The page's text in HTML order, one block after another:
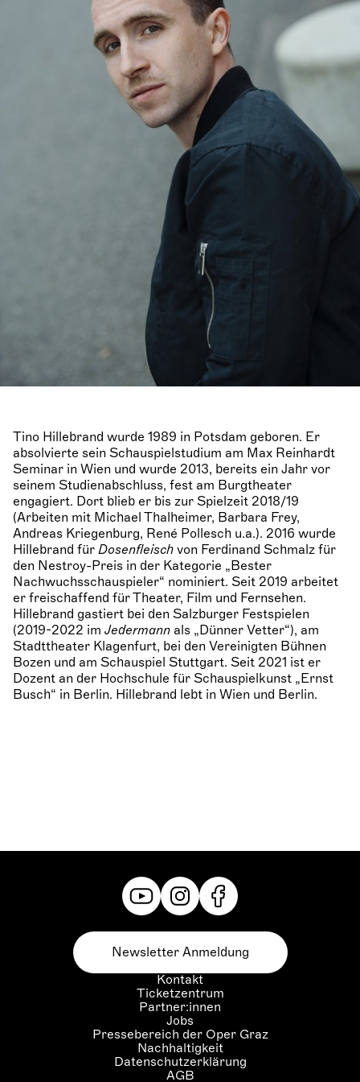
Tino Hillebrand wurde 1989 in Potsdam geboren. Er
absolvierte sein Schauspielstudium am Max Reinhardt
Seminar in Wien und wurde 2013, bereits ein Jahr vor
seinem Studienabschluss, fest am Burgtheater
engagiert. Dort blieb er bis zur Spielzeit 2018/19
(Arbeiten mit Michael Thalheimer, Barbara Frey,
Andreas Kriegenburg, René Pollesch u.a.). 2016 wurde
Hillebrand für Dosenfleisch von Ferdinand Schmalz für
den Nestroy-Preis in der Kategorie „Bester
Nachwuchsschauspieler“ nominiert. Seit 2019 arbeitet
er freischaffend für Theater, Film und Fernsehen.
Hillebrand gastiert bei den Salzburger Festspielen
(2019-2022 im Jedermann als „Dünner Vetter“), am
Stadttheater Klagenfurt, bei den Vereinigten Bühnen
Bozen und am Schauspiel Stuttgart. Seit 2021 ist er
Dozent an der Hochschule für Schauspielkunst „Ernst
Busch“ in Berlin. Hillebrand lebt in Wien und Berlin.
Kontakt
Ticketzentrum
Partner:innen
Jobs
Pressebereich der Oper Graz
Nachhaltigkeit
Datenschutzerklärung
AGB
Newsletter Anmeldung